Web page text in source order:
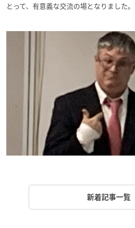
とって、有意義な交流の場となりました。
新着記事一覧